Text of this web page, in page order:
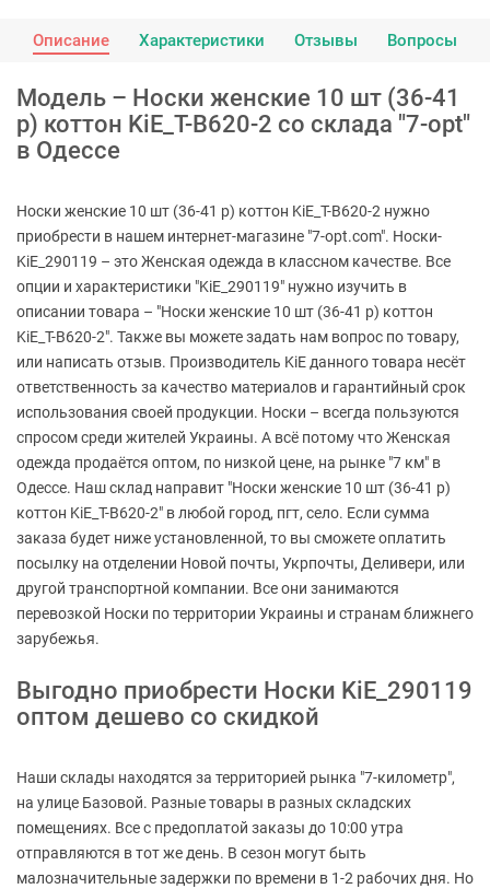
Описание Характеристики Отзывы Вопросы
Модель – Носки женские 10 шт (36-41
р) коттон KiE_T-B620-2 со склада "7-opt"
в Одессе
Носки женские 10 шт (36-41 р) коттон KiE_T-B620-2 нужно
приобрести в нашем интернет-магазине "7-opt.com". Носки-
KiE_290119 – это Женская одежда в классном качестве. Все
опции и характеристики "KiE_290119" нужно изучить в
описании товара – "Носки женские 10 шт (36-41 р) коттон
KiE_T-B620-2". Также вы можете задать нам вопрос по товару,
или написать отзыв. Производитель KiE данного товара несёт
ответственность за качество материалов и гарантийный срок
использования своей продукции. Носки – всегда пользуются
спросом среди жителей Украины. А всё потому что Женская
одежда продаётся оптом, по низкой цене, на рынке "7 км" в
Одессе. Наш склад направит "Носки женские 10 шт (36-41 р)
коттон KiE_T-B620-2" в любой город, пгт, село. Если сумма
заказа будет ниже установленной, то вы сможете оплатить
посылку на отделении Новой почты, Укрпочты, Деливери, или
другой транспортной компании. Все они занимаются
перевозкой Носки по территории Украины и странам ближнего
зарубежья.
Выгодно приобрести Носки KiE_290119
оптом дешево со скидкой
Наши склады находятся за территорией рынка "7-километр",
на улице Базовой. Разные товары в разных складских
помещениях. Все с предоплатой заказы до 10:00 утра
отправляются в тот же день. В сезон могут быть
малозначительные задержки по времени в 1-2 рабочих дня. Но